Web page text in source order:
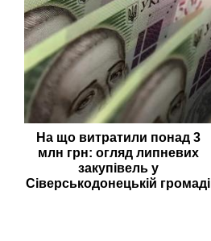
На що витратили понад 3
млн грн: огляд липневих
закупівель у
Сіверськодонецькій громаді